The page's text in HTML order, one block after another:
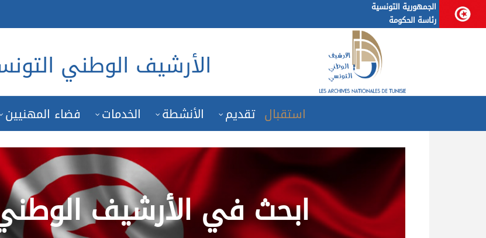
الجمهورية التونسية
رئاسة الحكومة
الأرشيف الوطني
استقبال تقديم الأنشطة الخدمات فضاء المهنيين
‫ابحث في الأرشيف